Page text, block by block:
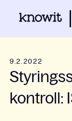
9.2.2022
kontroll: